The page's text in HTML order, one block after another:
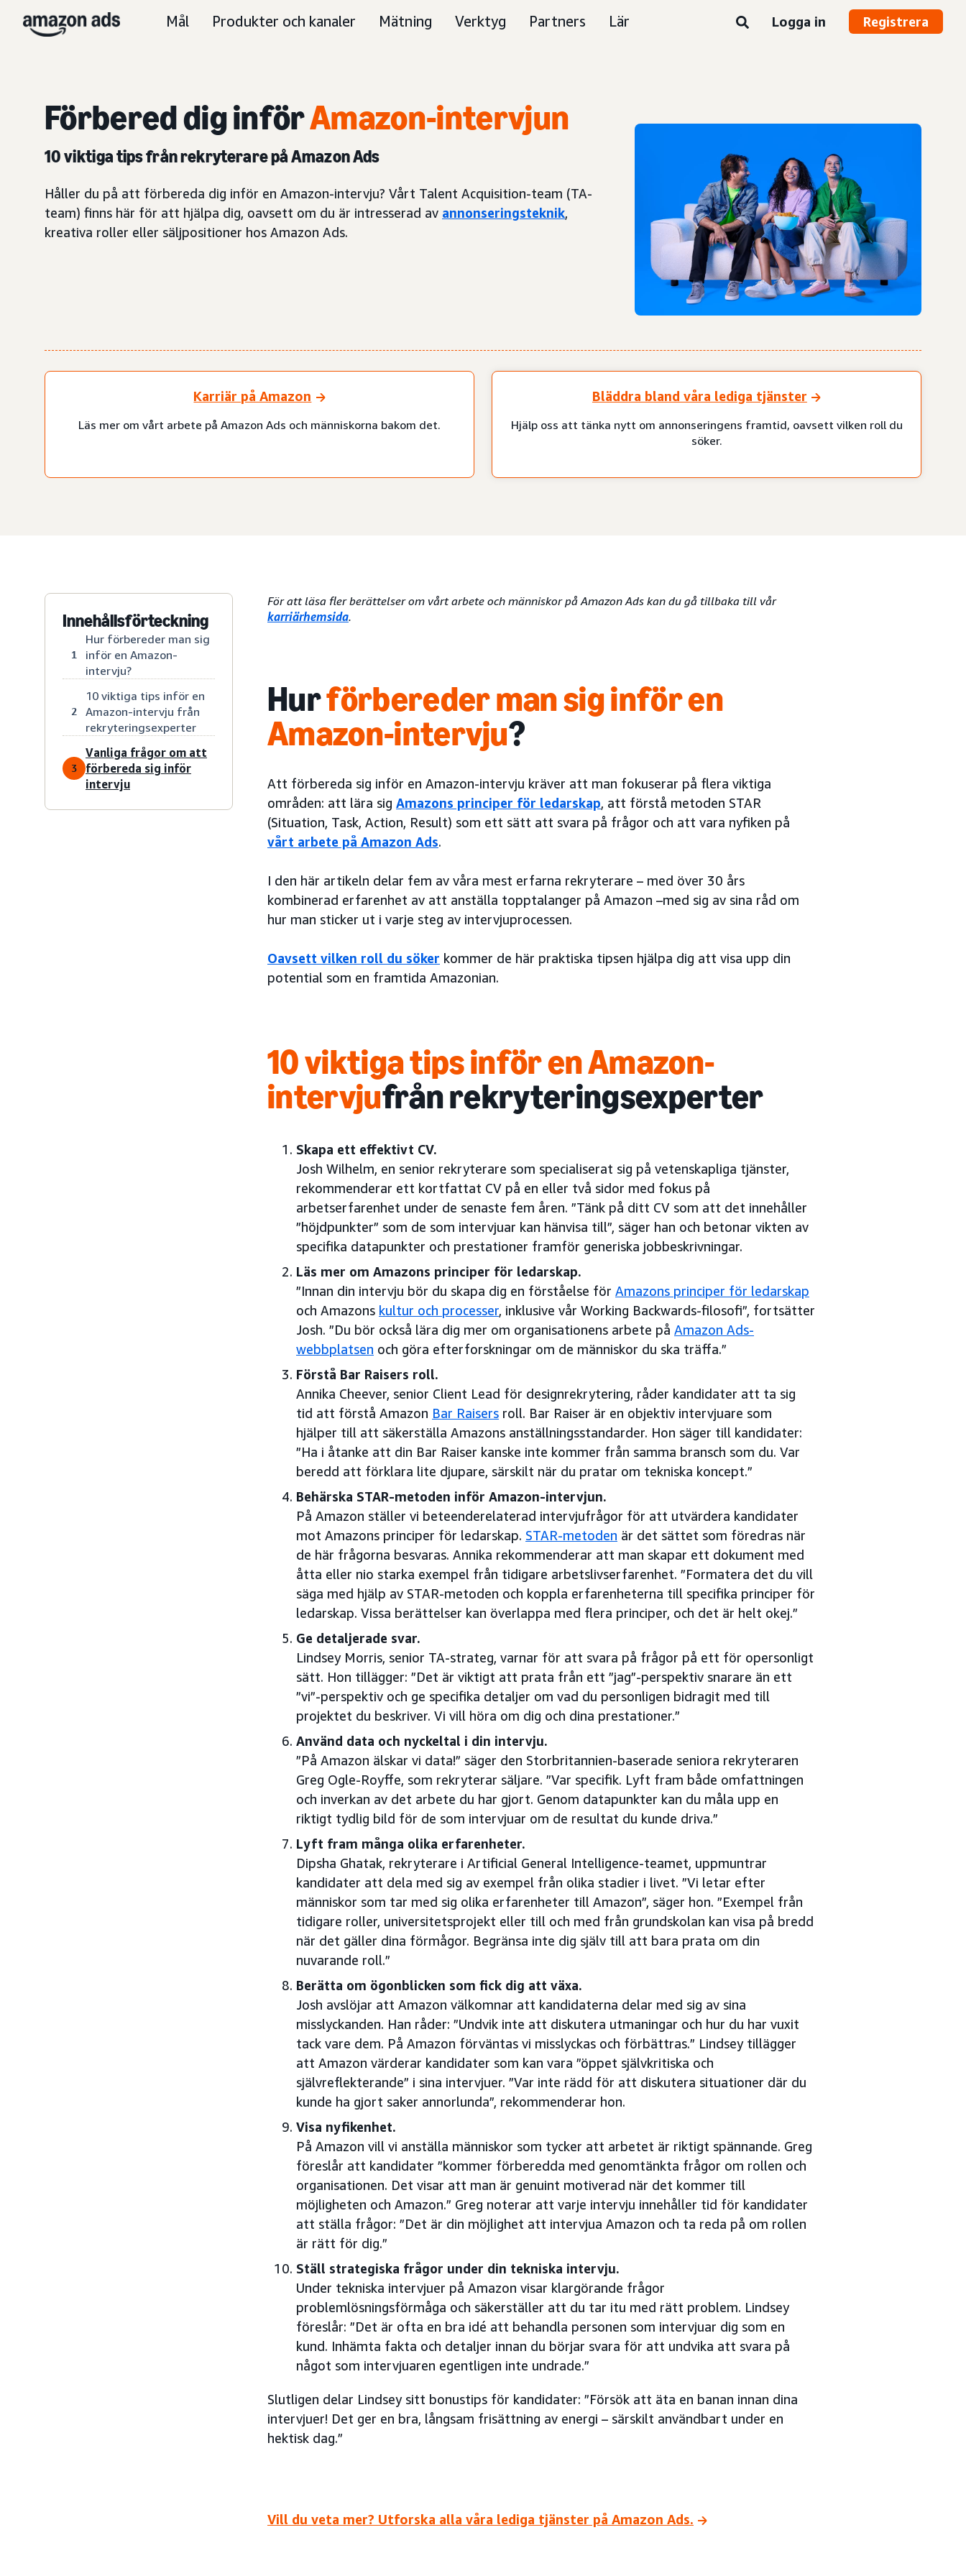
Mål Produkter och kanaler Mätning Verktyg Partners Lär Logga in Registrera
Förbered dig införAmazon-intervjun
10 viktiga tips från rekryterare på Amazon Ads
Håller du på att förbereda dig inför en Amazon-intervju? Vårt Talent Acquisition-team (TA-
team) finns här för att hjälpa dig, oavsett om du är intresserad av annonseringsteknik,
kreativa roller eller säljpositioner hos Amazon Ads.
Karriär på Amazon
Läs mer om vårt arbete på Amazon Ads och människorna bakom det.
Bläddra bland våra lediga tjänster
Hjälp oss att tänka nytt om annonseringens framtid, oavsett vilken roll du
söker.
Innehållsförteckning
1
Hur förbereder man sig
inför en Amazon-
intervju?
2
10 viktiga tips inför en
Amazon-intervju från
rekryteringsexperter
3
Vanliga frågor om att
förbereda sig inför
intervju
För att läsa fler berättelser om vårt arbete och människor på Amazon Ads kan du gå tillbaka till vår
karriärhemsida.
Hurförbereder man sig inför en
Amazon-intervju?
Att förbereda sig inför en Amazon-intervju kräver att man fokuserar på flera viktiga
områden: att lära sig Amazons principer för ledarskap, att förstå metoden STAR
(Situation, Task, Action, Result) som ett sätt att svara på frågor och att vara nyfiken på
vårt arbete på Amazon Ads.
I den här artikeln delar fem av våra mest erfarna rekryterare – med över 30 års
kombinerad erfarenhet av att anställa topptalanger på Amazon –med sig av sina råd om
hur man sticker ut i varje steg av intervjuprocessen.
Oavsett vilken roll du söker kommer de här praktiska tipsen hjälpa dig att visa upp din
potential som en framtida Amazonian.
10 viktiga tips inför en Amazon-
intervjufrån rekryteringsexperter
Skapa ett effektivt CV.
Josh Wilhelm, en senior rekryterare som specialiserat sig på vetenskapliga tjänster,
rekommenderar ett kortfattat CV på en eller två sidor med fokus på
arbetserfarenhet under de senaste fem åren. ”Tänk på ditt CV som att det innehåller
”höjdpunkter” som de som intervjuar kan hänvisa till”, säger han och betonar vikten av
specifika datapunkter och prestationer framför generiska jobbeskrivningar.
Läs mer om Amazons principer för ledarskap.
”Innan din intervju bör du skapa dig en förståelse för Amazons principer för ledarskap
och Amazons kultur och processer, inklusive vår Working Backwards-filosofi”, fortsätter
Josh. ”Du bör också lära dig mer om organisationens arbete på Amazon Ads-
webbplatsen och göra efterforskningar om de människor du ska träffa.”
Förstå Bar Raisers roll.
Annika Cheever, senior Client Lead för designrekrytering, råder kandidater att ta sig
tid att förstå Amazon Bar Raisers roll. Bar Raiser är en objektiv intervjuare som
hjälper till att säkerställa Amazons anställningsstandarder. Hon säger till kandidater:
”Ha i åtanke att din Bar Raiser kanske inte kommer från samma bransch som du. Var
beredd att förklara lite djupare, särskilt när du pratar om tekniska koncept.”
Behärska STAR-metoden inför Amazon-intervjun.
På Amazon ställer vi beteenderelaterad intervjufrågor för att utvärdera kandidater
mot Amazons principer för ledarskap. STAR-metoden är det sättet som föredras när
de här frågorna besvaras. Annika rekommenderar att man skapar ett dokument med
åtta eller nio starka exempel från tidigare arbetslivserfarenhet. ”Formatera det du vill
säga med hjälp av STAR-metoden och koppla erfarenheterna till specifika principer för
ledarskap. Vissa berättelser kan överlappa med flera principer, och det är helt okej.”
Ge detaljerade svar.
Lindsey Morris, senior TA-strateg, varnar för att svara på frågor på ett för opersonligt
sätt. Hon tillägger: ”Det är viktigt att prata från ett ”jag”-perspektiv snarare än ett
”vi”-perspektiv och ge specifika detaljer om vad du personligen bidragit med till
projektet du beskriver. Vi vill höra om dig och dina prestationer.”
Använd data och nyckeltal i din intervju.
”På Amazon älskar vi data!” säger den Storbritannien-baserade seniora rekryteraren
Greg Ogle-Royffe, som rekryterar säljare. ”Var specifik. Lyft fram både omfattningen
och inverkan av det arbete du har gjort. Genom datapunkter kan du måla upp en
riktigt tydlig bild för de som intervjuar om de resultat du kunde driva.”
Lyft fram många olika erfarenheter.
Dipsha Ghatak, rekryterare i Artificial General Intelligence-teamet, uppmuntrar
kandidater att dela med sig av exempel från olika stadier i livet. ”Vi letar efter
människor som tar med sig olika erfarenheter till Amazon”, säger hon. ”Exempel från
tidigare roller, universitetsprojekt eller till och med från grundskolan kan visa på bredd
när det gäller dina förmågor. Begränsa inte dig själv till att bara prata om din
nuvarande roll.”
Berätta om ögonblicken som fick dig att växa.
Josh avslöjar att Amazon välkomnar att kandidaterna delar med sig av sina
misslyckanden. Han råder: ”Undvik inte att diskutera utmaningar och hur du har vuxit
tack vare dem. På Amazon förväntas vi misslyckas och förbättras.” Lindsey tillägger
att Amazon värderar kandidater som kan vara ”öppet självkritiska och
självreflekterande” i sina intervjuer. ”Var inte rädd för att diskutera situationer där du
kunde ha gjort saker annorlunda”, rekommenderar hon.
Visa nyfikenhet.
På Amazon vill vi anställa människor som tycker att arbetet är riktigt spännande. Greg
föreslår att kandidater ”kommer förberedda med genomtänkta frågor om rollen och
organisationen. Det visar att man är genuint motiverad när det kommer till
möjligheten och Amazon.” Greg noterar att varje intervju innehåller tid för kandidater
att ställa frågor: ”Det är din möjlighet att intervjua Amazon och ta reda på om rollen
är rätt för dig.”
Ställ strategiska frågor under din tekniska intervju.
Under tekniska intervjuer på Amazon visar klargörande frågor
problemlösningsförmåga och säkerställer att du tar itu med rätt problem. Lindsey
föreslår: ”Det är ofta en bra idé att behandla personen som intervjuar dig som en
kund. Inhämta fakta och detaljer innan du börjar svara för att undvika att svara på
något som intervjuaren egentligen inte undrade.”
Slutligen delar Lindsey sitt bonustips för kandidater: ”Försök att äta en banan innan dina
intervjuer! Det ger en bra, långsam frisättning av energi – särskilt användbart under en
hektisk dag.”
Vill du veta mer? Utforska alla våra lediga tjänster på Amazon Ads.